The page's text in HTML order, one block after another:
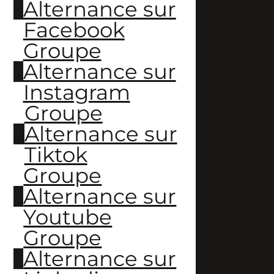
Alternance sur
Facebook
Groupe
Alternance sur
Instagram
Groupe
Alternance sur
Tiktok
Groupe
Alternance sur
Youtube
Groupe
Alternance sur